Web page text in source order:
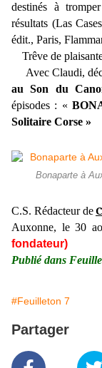
destinés à
résultats (Las
édit., Paris,
Trêve de
Avec Claudi,
au Son du
épisodes : «
Solitaire Corse »
Bonaparte à
C.S. Rédacteur de
Auxonne, le 30
fondateur)
Publié dans
#Feuilleton 7
Partager